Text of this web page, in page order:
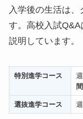
入学後の生活は
す。高校入試
説明しています。
特別進学コース
間
選抜進学コース